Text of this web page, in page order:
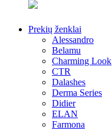
Prekių ženklai
Alessandro
Belamu
Charming Look
CTR
Dalashes
Derma Series
Didier
ELAN
Farmona